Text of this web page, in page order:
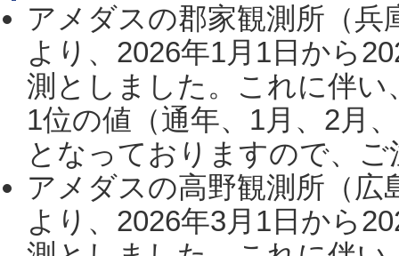
アメダスの郡家観測所（
より、2026年1月1日から
測としました。これに伴い
1位の値（通年、1月、2月
となっておりますので、
アメダスの高野観測所（
より、2026年3月1日から